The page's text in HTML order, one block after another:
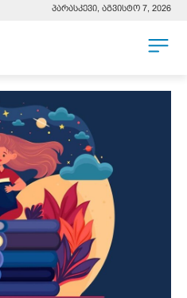
პარასკევი, აგვისტო 7, 2026